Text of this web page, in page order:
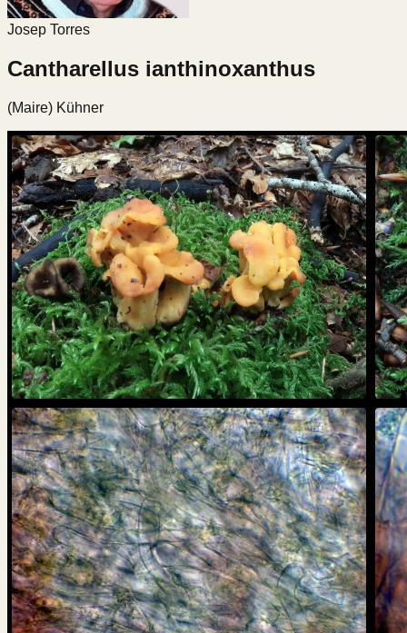
Josep Torres
Cantharellus ianthinoxanthus
(Maire) Kühner